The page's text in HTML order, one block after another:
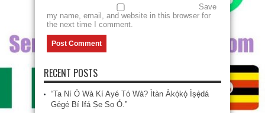
Save
my name, email, and website in this browser for
the next time I comment.
RECENT POSTS
“Ta Ní Ó Wà Kí Ayé Tó Wà? Ìtàn Àkọ́kọ́ Ìṣẹ̀dá
Gẹ́gẹ́ Bí Ifá Ṣe Sọ Ó.”